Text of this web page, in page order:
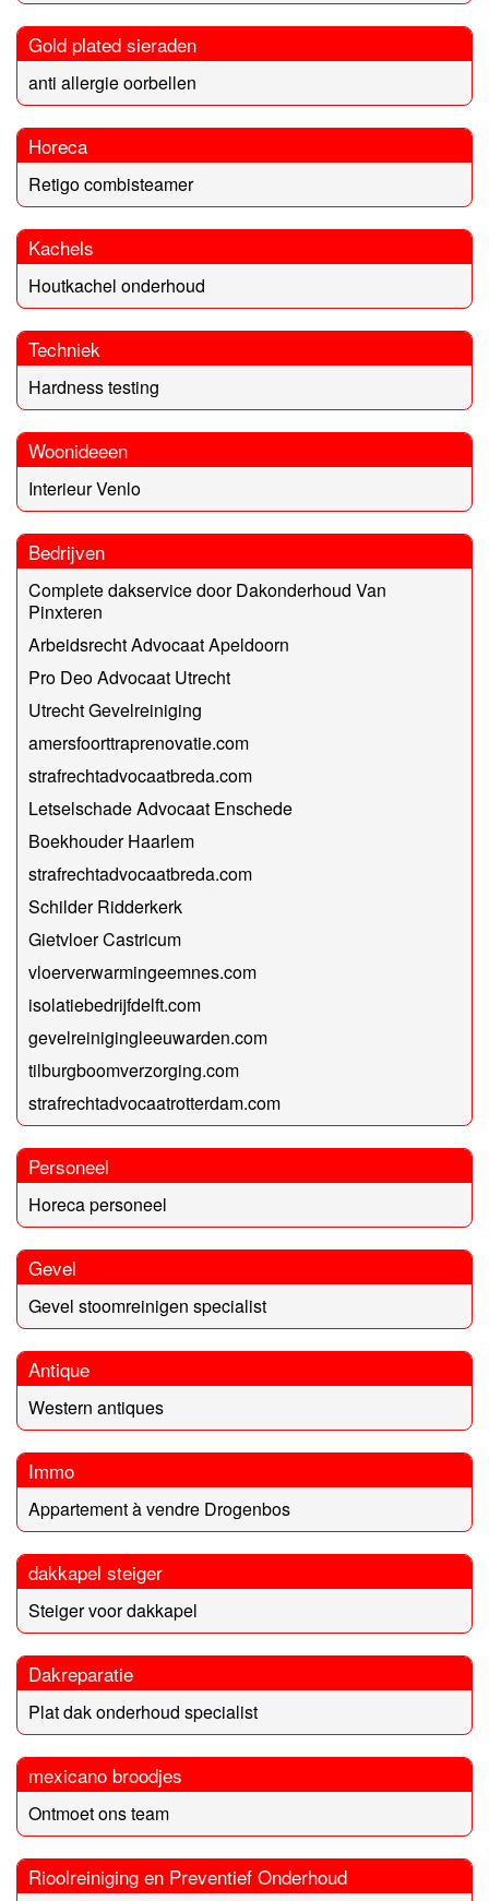
Gold plated sieraden
anti allergie oorbellen
Horeca
Retigo combisteamer
Kachels
Houtkachel onderhoud
Techniek
Hardness testing
Woonideeen
Interieur Venlo
Bedrijven
Complete dakservice door Dakonderhoud Van
Pinxteren
Arbeidsrecht Advocaat Apeldoorn
Pro Deo Advocaat Utrecht
Utrecht Gevelreiniging
amersfoorttraprenovatie.com
strafrechtadvocaatbreda.com
Letselschade Advocaat Enschede
Boekhouder Haarlem
strafrechtadvocaatbreda.com
Schilder Ridderkerk
Gietvloer Castricum
vloerverwarmingeemnes.com
isolatiebedrijfdelft.com
gevelreinigingleeuwarden.com
tilburgboomverzorging.com
strafrechtadvocaatrotterdam.com
Personeel
Horeca personeel
Gevel
Gevel stoomreinigen specialist
Antique
Western antiques
Immo
Appartement à vendre Drogenbos
dakkapel steiger
Steiger voor dakkapel
Dakreparatie
Plat dak onderhoud specialist
mexicano broodjes
Ontmoet ons team
Rioolreiniging en Preventief Onderhoud